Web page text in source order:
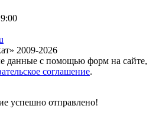
2009-2026
данные с помощью форм на сайте,
соглашение.
успешно отправлено!